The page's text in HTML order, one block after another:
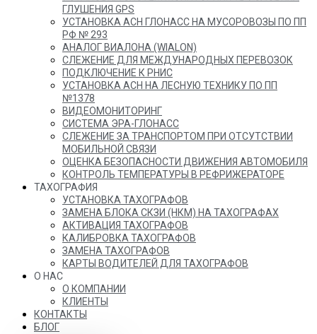
ГЛУШЕНИЯ GPS
УСТАНОВКА АСН ГЛОНАСС НА МУСОРОВОЗЫ ПО ПП
РФ № 293
АНАЛОГ ВИАЛОНА (WIALON)
СЛЕЖЕНИЕ ДЛЯ МЕЖДУНАРОДНЫХ ПЕРЕВОЗОК
ПОДКЛЮЧЕНИЕ К РНИС
УСТАНОВКА АСН НА ЛЕСНУЮ ТЕХНИКУ ПО ПП
№1378
ВИДЕОМОНИТОРИНГ
СИСТЕМА ЭРА-ГЛОНАСС
СЛЕЖЕНИЕ ЗА ТРАНСПОРТОМ ПРИ ОТСУТСТВИИ
МОБИЛЬНОЙ СВЯЗИ
ОЦЕНКА БЕЗОПАСНОСТИ ДВИЖЕНИЯ АВТОМОБИЛЯ
КОНТРОЛЬ ТЕМПЕРАТУРЫ В РЕФРИЖЕРАТОРЕ
ТАХОГРАФИЯ
УСТАНОВКА ТАХОГРАФОВ
ЗАМЕНА БЛОКА СКЗИ (НКМ) НА ТАХОГРАФАХ
АКТИВАЦИЯ ТАХОГРАФОВ
КАЛИБРОВКА ТАХОГРАФОВ
ЗАМЕНА ТАХОГРАФОВ
КАРТЫ ВОДИТЕЛЕЙ ДЛЯ ТАХОГРАФОВ
О НАС
О КОМПАНИИ
КЛИЕНТЫ
КОНТАКТЫ
БЛОГ